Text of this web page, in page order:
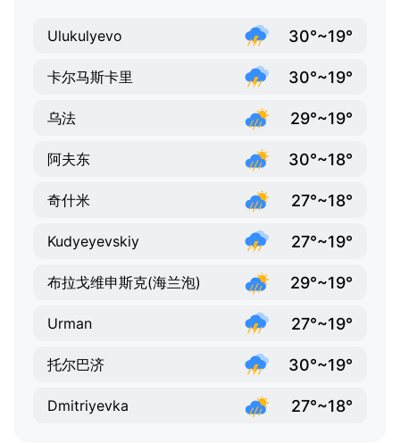
Ulukulyevo 30°~19°
卡尔马斯卡里 30°~19°
乌法 29°~19°
阿夫东 30°~18°
奇什米 27°~18°
Kudyeyevskiy 27°~19°
布拉戈维申斯克(海兰泡) 29°~19°
Urman 27°~19°
托尔巴济 30°~19°
Dmitriyevka 27°~18°